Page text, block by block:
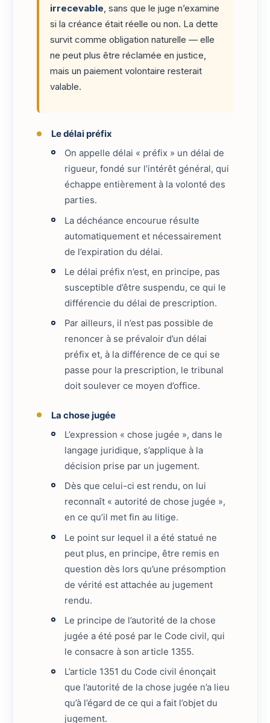
irrecevable, sans que le juge n’examine
si la créance était réelle ou non. La dette
survit comme obligation naturelle — elle
ne peut plus être réclamée en justice,
mais un paiement volontaire resterait
valable.
Le délai préfix
On appelle délai « préfix » un délai de
rigueur, fondé sur l’intérêt général, qui
échappe entièrement à la volonté des
parties.
La déchéance encourue résulte
automatiquement et nécessairement
de l’expiration du délai.
Le délai préfix n’est, en principe, pas
susceptible d’être suspendu, ce qui le
différencie du délai de prescription.
Par ailleurs, il n’est pas possible de
renoncer à se prévaloir d’un délai
préfix et, à la différence de ce qui se
passe pour la prescription, le tribunal
doit soulever ce moyen d’office.
La chose jugée
L’expression « chose jugée », dans le
langage juridique, s’applique à la
décision prise par un jugement.
Dès que celui-ci est rendu, on lui
reconnaît « autorité de chose jugée »,
en ce qu’il met fin au litige.
Le point sur lequel il a été statué ne
peut plus, en principe, être remis en
question dès lors qu’une présomption
de vérité est attachée au jugement
rendu.
Le principe de l’autorité de la chose
jugée a été posé par le Code civil, qui
le consacre à son article 1355.
L’article 1351 du Code civil énonçait
que l’autorité de la chose jugée n’a lieu
qu’à l’égard de ce qui a fait l’objet du
jugement.